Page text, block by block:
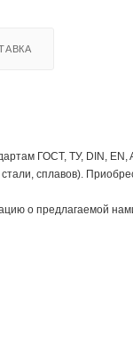
ГОСТ, ТУ, DIN, EN,
сплавов).
о предлагаемой